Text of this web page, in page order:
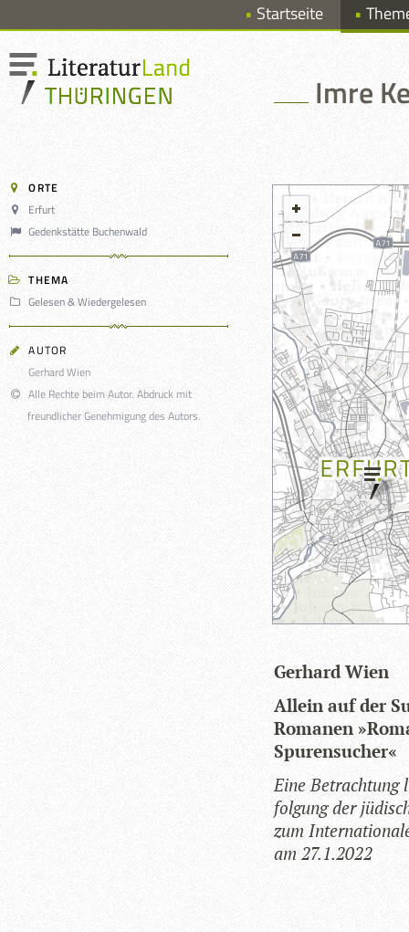
Startseite
Imre
ORTE
Erfurt
Gedenkstätte Buchenwald
THEMA
Gelesen & Wiedergelesen
AUTOR
Gerhard Wien
Alle Rechte beim Autor. Abdruck mit
freundlicher Genehmigung des Autors.
Ger­hard Wien
Allein auf der
Roma­nen
Spurensucher«
Eine Betrach­tung
fol­gung der
zum
am 27.1.2022